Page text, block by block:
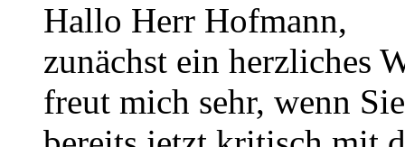
Hallo Herr Hofmann,
zunächst ein herzliches
freut mich sehr, wenn